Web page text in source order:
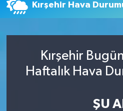
Kırşehir Hava
Kırşehir
Haftalık Hava
ŞU
Namaz Vakitleri
Trafik Durumu
Süper Lig Puan Durumu